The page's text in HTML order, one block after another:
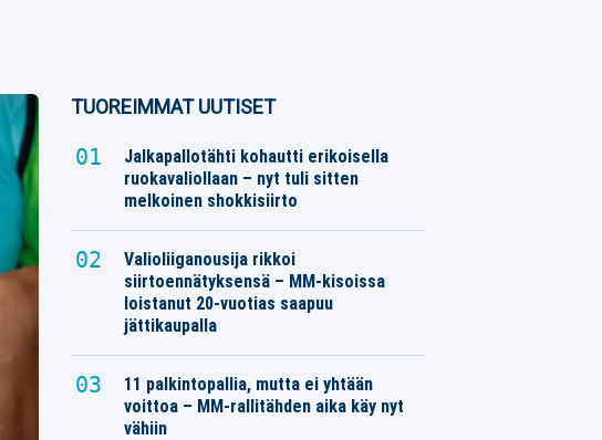
TUOREIMMAT UUTISET
Jalkapallotähti kohautti erikoisella
ruokavaliollaan – nyt tuli sitten
melkoinen shokkisiirto
Valioliiganousija rikkoi
siirtoennätyksensä – MM-kisoissa
loistanut 20-vuotias saapuu
jättikaupalla
11 palkintopallia, mutta ei yhtään
voittoa – MM-rallitähden aika käy nyt
vähiin